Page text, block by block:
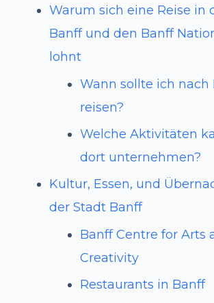
Warum sich eine Reise in
Banff und den Banff
lohnt
Wann sollte ich nach
reisen?
Welche Aktivitäten
dort unternehmen?
Kultur, Essen, und
der Stadt Banff
Banff Centre for Arts
Creativity
Restaurants in Banff